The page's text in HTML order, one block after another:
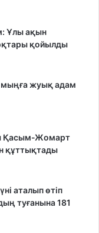
Ұлы ақын
қойылды
мыңға жуық адам
Қасым-Жомарт
құттықтады
аталып өтіп
туғанына 181